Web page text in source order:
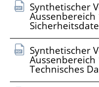
Synthetischer
Aussenbereich
Synthetischer
Aussenbereich
Technisches